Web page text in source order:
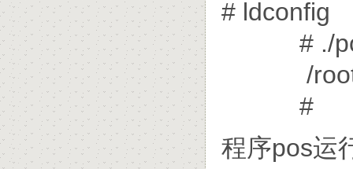
# ldconfig
# ./
/root/
#
程序pos运